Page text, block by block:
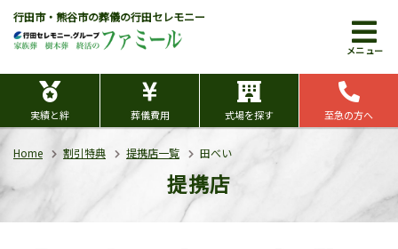
行田市・熊谷市の葬儀の行田セレモニー
メニュー
実績と絆 葬儀費用 式場を探す 至急の方へ
Home 割引特典 提携店一覧 田べい
提携店